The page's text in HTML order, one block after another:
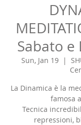
Sabato e
Sun, Jan 19
  |
La Dinamica è la
famosa
Tecnica
repressioni,